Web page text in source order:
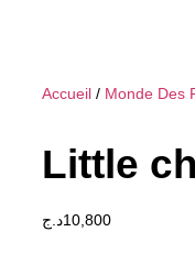
Accueil/ Monde Des
Little
10,800د.ج